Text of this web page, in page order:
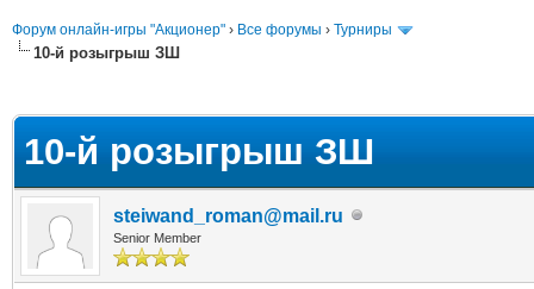
Форум онлайн-игры "Акционер" › Все форумы › Турниры
10-й розыгрыш ЗШ
10-й розыгрыш ЗШ
steiwand_roman@mail.ru
Senior Member